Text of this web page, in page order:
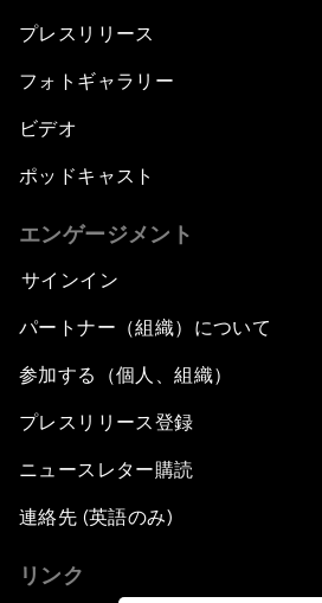
プレスリリース
フォトギャラリー
ビデオ
ポッドキャスト
エンゲージメント
サインイン
パートナー（組織）について
参加する（個人、組織）
プレスリリース登録
ニュースレター購読
連絡先 (英語のみ)
リンク